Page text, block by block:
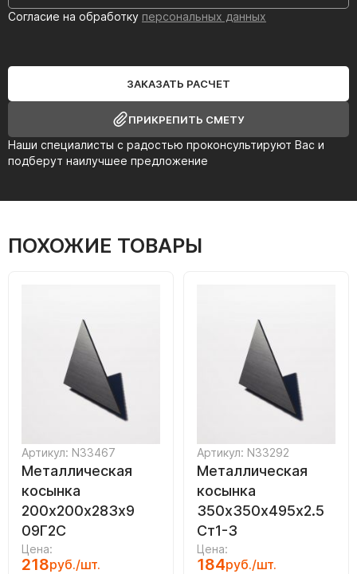
Наши специалисты с радостью проконсультируют Вас и
подберут наилучшее предложение
Согласие на обработку персональных данных
ЗАКАЗАТЬ РАСЧЕТ
ПРИКРЕПИТЬ СМЕТУ
ПОХОЖИЕ ТОВАРЫ
Артикул: N33467
Металлическая
косынка
200х200х283х9
09Г2С
Цена:
218руб./шт.
Артикул: N33292
Металлическая
косынка
350х350х495х2.5
Ст1-3
Цена:
184руб./шт.